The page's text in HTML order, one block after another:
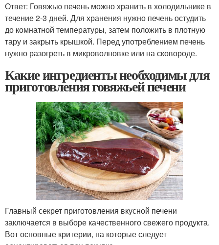
Ответ: Говяжью печень можно хранить в холодильнике в
течение 2-3 дней. Для хранения нужно печень остудить
до комнатной температуры, затем положить в плотную
тару и закрыть крышкой. Перед употреблением печень
нужно разогреть в микроволновке или на сковороде.
Какие ингредиенты необходимы для
приготовления говяжьей печени
Главный секрет приготовления вкусной печени
заключается в выборе качественного свежего продукта.
Вот основные критерии, на которые следует